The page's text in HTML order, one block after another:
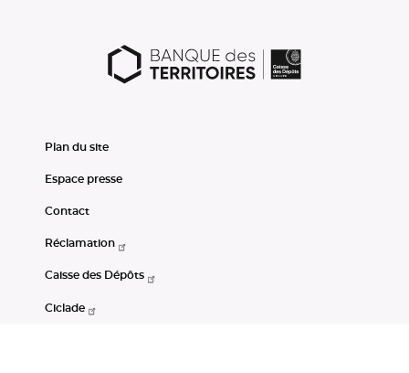
Plan du site
Espace presse
Contact
Réclamation
Caisse des Dépôts
Ciclade